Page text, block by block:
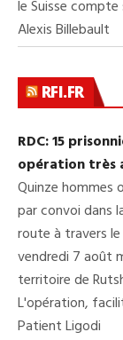
le Suisse
Alexis Billebault
RFI.FR
RDC: 15
opération très
Quinze hommes
par convoi dans
route à travers
vendredi 7 août
territoire de
L'opération,
Patient Ligodi